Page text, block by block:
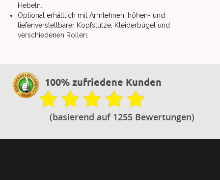
Hebeln.
Optional erhältlich mit Armlehnen, höhen- und
tiefenverstellbarer Kopfstütze, Kleiderbügel und
verschiedenen Rollen.
100% zufriedene Kunden
(basierend auf 1255 Bewertungen)